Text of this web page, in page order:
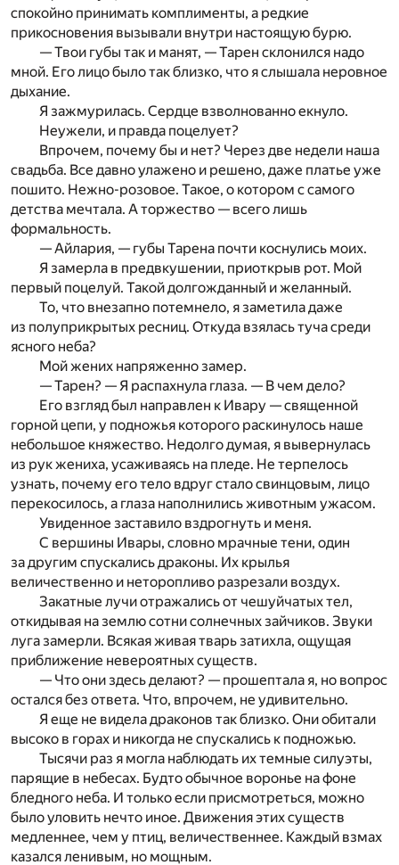
спокойно принимать комплименты, а редкие
прикосновения вызывали внутри настоящую бурю.
— Твои губы так и манят, — Тарен склонился надо
мной. Его лицо было так близко, что я слышала неровное
дыхание.
Я зажмурилась. Сердце взволнованно екнуло.
Неужели, и правда поцелует?
Впрочем, почему бы и нет? Через две недели наша
свадьба. Все давно улажено и решено, даже платье уже
пошито. Нежно-розовое. Такое, о котором с самого
детства мечтала. А торжество — всего лишь
формальность.
— Айлария, — губы Тарена почти коснулись моих.
Я замерла в предвкушении, приоткрыв рот. Мой
первый поцелуй. Такой долгожданный и желанный.
То, что внезапно потемнело, я заметила даже
из полуприкрытых ресниц. Откуда взялась туча среди
ясного неба?
Мой жених напряженно замер.
— Тарен? — Я распахнула глаза. — В чем дело?
Его взгляд был направлен к Ивару — священной
горной цепи, у подножья которого раскинулось наше
небольшое княжество. Недолго думая, я вывернулась
из рук жениха, усаживаясь на пледе. Не терпелось
узнать, почему его тело вдруг стало свинцовым, лицо
перекосилось, а глаза наполнились животным ужасом.
Увиденное заставило вздрогнуть и меня.
С вершины Ивары, словно мрачные тени, один
за другим спускались драконы. Их крылья
величественно и неторопливо разрезали воздух.
Закатные лучи отражались от чешуйчатых тел,
откидывая на землю сотни солнечных зайчиков. Звуки
луга замерли. Всякая живая тварь затихла, ощущая
приближение невероятных существ.
— Что они здесь делают? — прошептала я, но вопрос
остался без ответа. Что, впрочем, не удивительно.
Я еще не видела драконов так близко. Они обитали
высоко в горах и никогда не спускались к подножью.
Тысячи раз я могла наблюдать их темные силуэты,
парящие в небесах. Будто обычное воронье на фоне
бледного неба. И только если присмотреться, можно
было уловить нечто иное. Движения этих существ
медленнее, чем у птиц, величественнее. Каждый взмах
казался ленивым, но мощным.